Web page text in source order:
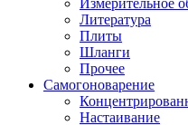
Измерительное
Литература
Плиты
Шланги
Прочее
Самогоноварение
Настаивание